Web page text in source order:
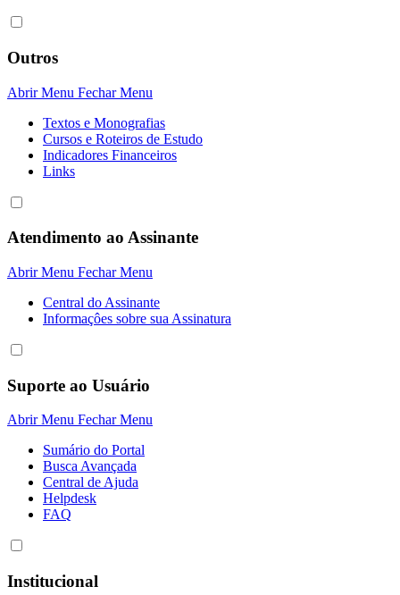
Outros
Abrir Menu Fechar Menu
Textos e Monografias
Cursos e Roteiros de Estudo
Indicadores Financeiros
Links
Atendimento ao Assinante
Abrir Menu Fechar Menu
Central do Assinante
Informaçôes sobre sua Assinatura
Suporte ao Usuário
Abrir Menu Fechar Menu
Sumário do Portal
Busca Avançada
Central de Ajuda
Helpdesk
FAQ
Institucional